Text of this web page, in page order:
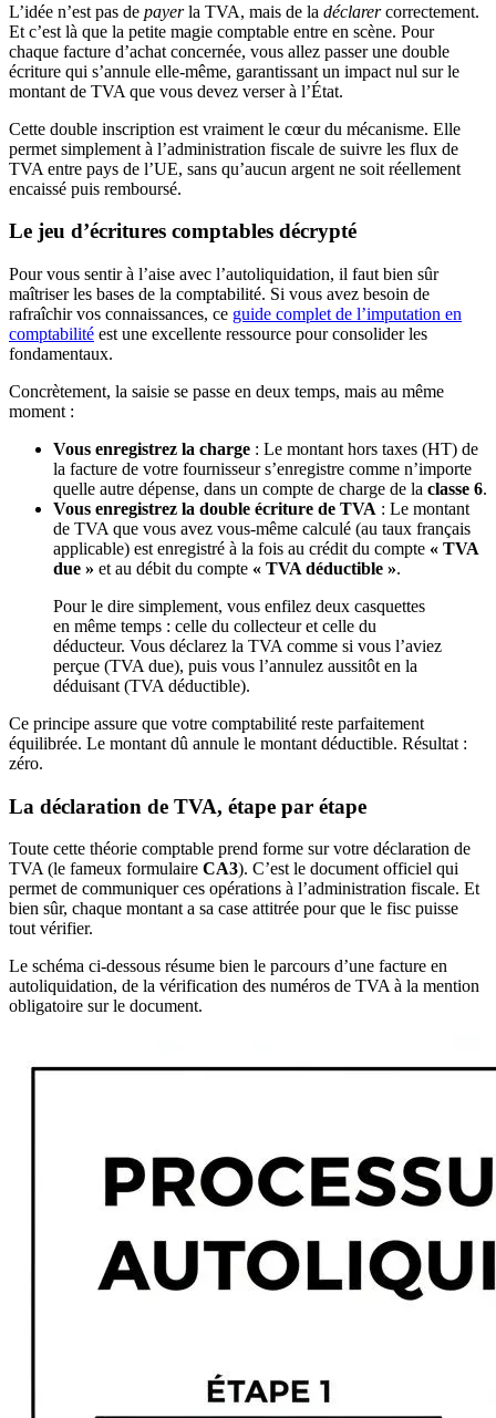
L’idée n’est pas de payerla TVA, mais de la déclarercorrectement.
Et c’est là que la petite magie comptable entre en scène. Pour
chaque facture d’achat concernée, vous allez passer une double
écriture qui s’annule elle-même, garantissant un impact nul sur le
montant de TVA que vous devez verser à l’État.
Cette double inscription est vraiment le cœur du mécanisme. Elle
permet simplement à l’administration fiscale de suivre les flux de
TVA entre pays de l’UE, sans qu’aucun argent ne soit réellement
encaissé puis remboursé.
Le jeu d’écritures comptables décrypté
Pour vous sentir à l’aise avec l’autoliquidation, il faut bien sûr
maîtriser les bases de la comptabilité. Si vous avez besoin de
rafraîchir vos connaissances, ce guide complet de l’imputation en
comptabilité est une excellente ressource pour consolider les
fondamentaux.
Concrètement, la saisie se passe en deux temps, mais au même
moment :
Vous enregistrez la charge : Le montant hors taxes (HT) de
la facture de votre fournisseur s’enregistre comme n’importe
quelle autre dépense, dans un compte de charge de la classe 6.
Vous enregistrez la double écriture de TVA : Le montant
de TVA que vous avez vous-même calculé (au taux français
applicable) est enregistré à la fois au crédit du compte « TVA
due » et au débit du compte « TVA déductible ».
Pour le dire simplement, vous enfilez deux casquettes
en même temps : celle du collecteur et celle du
déducteur. Vous déclarez la TVA comme si vous l’aviez
perçue (TVA due), puis vous l’annulez aussitôt en la
déduisant (TVA déductible).
Ce principe assure que votre comptabilité reste parfaitement
équilibrée. Le montant dû annule le montant déductible. Résultat :
zéro.
La déclaration de TVA, étape par étape
Toute cette théorie comptable prend forme sur votre déclaration de
TVA (le fameux formulaire CA3). C’est le document officiel qui
permet de communiquer ces opérations à l’administration fiscale. Et
bien sûr, chaque montant a sa case attitrée pour que le fisc puisse
tout vérifier.
Le schéma ci-dessous résume bien le parcours d’une facture en
autoliquidation, de la vérification des numéros de TVA à la mention
obligatoire sur le document.